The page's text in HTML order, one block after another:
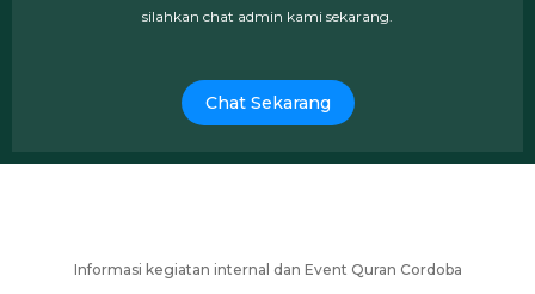
silahkan chat admin kami sekarang.
Chat Sekarang
Informasi kegiatan internal dan Event Quran Cordoba